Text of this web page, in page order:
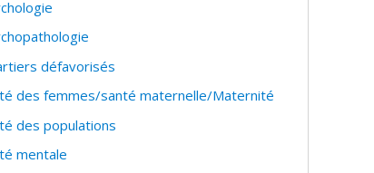
défavorisés
des femmes/santé maternelle/Maternité
des populations
mentale